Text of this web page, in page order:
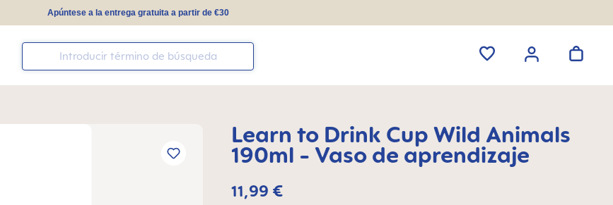
Apúntese a la entrega gratuita a partir de €30
Learn to Drink Cup Wild Animals
190ml - Vaso de aprendizaje
11,99 €